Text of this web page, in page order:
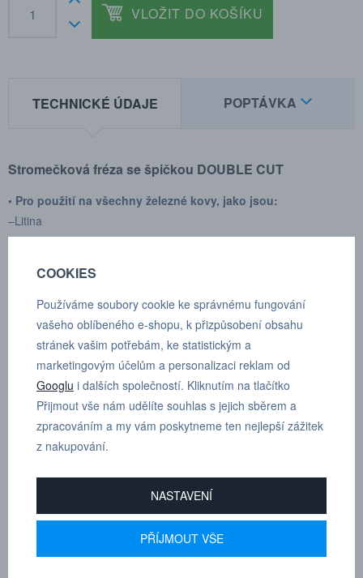
VLOŽIT DO KOŠÍKU
TECHNICKÉ ÚDAJE POPTÁVKA
Stromečková fréza se špičkou DOUBLE CUT
• Pro použití na všechny železné kovy, jako jsou:
–Litina
– Ocel < 60 HRC
– Slitina niklu a titanu
• Dále měď, mosaz, bronz
Vysoký řezný účinek díky příčnému řezu
– Hladký provoz
– Krátké třísky
Výrobce:SGS pro
Typ upínání:válcové
COOKIES
Používáme soubory cookie ke správnému fungování
vašeho oblíbeného e-shopu, k přizpůsobení obsahu
stránek vašim potřebám, ke statistickým a
marketingovým účelům a personalizaci reklam od
Googlu i dalších společností. Kliknutím na tlačítko
Přijmout vše nám udělíte souhlas s jejich sběrem a
zpracováním a my vám poskytneme ten nejlepší zážitek
z nakupování.
NASTAVENÍ
PŘÍJMOUT VŠE